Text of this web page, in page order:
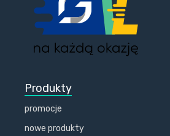
Produkty
promocje
nowe produkty